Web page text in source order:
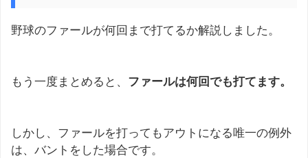
野球のファールが何回まで打てるか解説しました。
もう一度まとめると、 ファールは何回でも打てます。
しかし、ファールを打ってもアウトになる唯一の例外
は、バントをした場合です。